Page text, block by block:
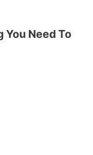
Need To